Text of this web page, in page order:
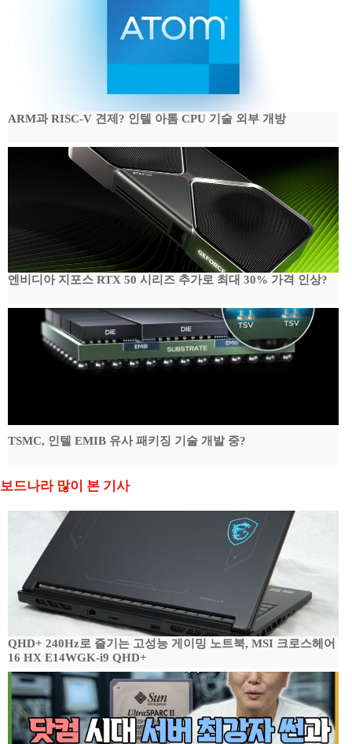
ARM과 RISC-V 견제? 인텔 아톰 CPU 기술 외부 개방
엔비디아 지포스 RTX 50 시리즈 추가로 최대 30% 가격 인상?
TSMC, 인텔 EMIB 유사 패키징 기술 개발 중?
보드나라 많이 본 기사
QHD+ 240Hz로 즐기는 고성능 게이밍 노트북, MSI 크로스헤어
16 HX E14WGK-i9 QHD+